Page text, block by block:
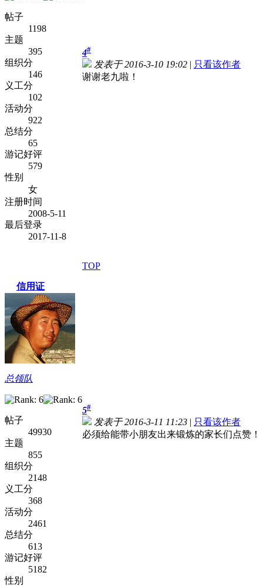
帖子
1198
主题
395
组织分
146
义工分
102
活动分
922
总结分
65
游记好评
579
性别
女
注册时间
2008-5-11
最后登录
2017-11-8
4#
发表于 2016-3-10 19:02 | 只看该作者
谢谢老九啦！
TOP
信用证
总领队
帖子
49930
主题
855
组织分
2148
义工分
368
活动分
2461
总结分
613
游记好评
5182
性别
5#
发表于 2016-3-11 11:23 | 只看该作者
必须给能带小朋友出来锻炼的家长们点赞！